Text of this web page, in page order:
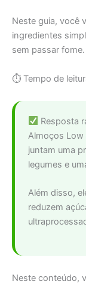
Neste guia, você
ingredientes
sem passar fome.
⏱ Tempo de
Resposta
Almoços
juntam uma
legumes e
Além disso,
reduzem
Neste conteúdo,